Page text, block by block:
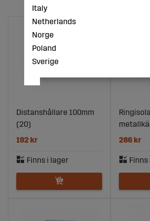
Distanshållare 100mm
(20)
192 kr
286 kr
Italy
Netherlands
Norge
Poland
Sverige